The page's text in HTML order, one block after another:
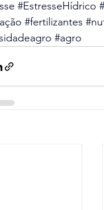
#EstresseHídrico
#fertilizantes
#agro